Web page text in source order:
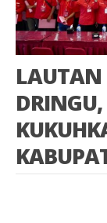
LAUTAN